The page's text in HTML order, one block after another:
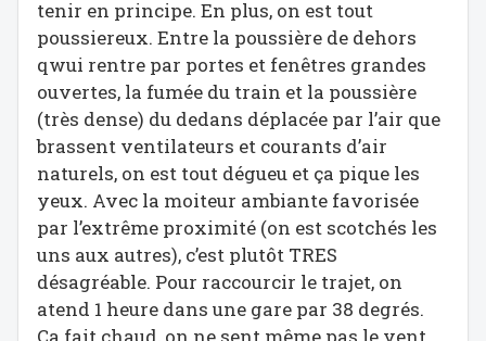
tenir en principe. En plus, on est tout
poussiereux. Entre la poussière de dehors
qwui rentre par portes et fenêtres grandes
ouvertes, la fumée du train et la poussière
(très dense) du dedans déplacée par l’air que
brassent ventilateurs et courants d’air
naturels, on est tout dégueu et ça pique les
yeux. Avec la moiteur ambiante favorisée
par l’extrême proximité (on est scotchés les
uns aux autres), c’est plutôt TRES
désagréable. Pour raccourcir le trajet, on
atend 1 heure dans une gare par 38 degrés.